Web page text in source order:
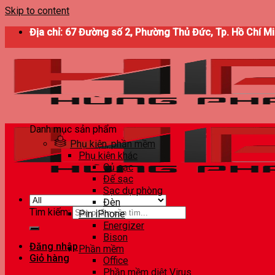
Skip to content
Địa chỉ: 67 Đường số 2, Phường Thủ Đức, Tp. Hồ Chí
Tìm kiếm:
Đăng nhập
Giỏ hàng
Danh mục sản phẩm
Phụ kiện, phần mềm
Phụ kiện khác
Củ sạc
Đế sạc
Sạc dự phòng
Đèn
Pin iPhone
Energizer
Bison
Phần mềm
Office
Phần mềm diệt Virus